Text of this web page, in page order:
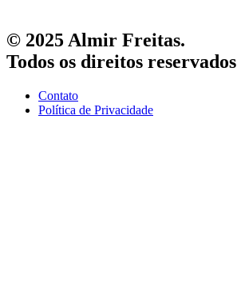
© 2025 Almir Freitas.
Todos os direitos reservados
Contato
Política de Privacidade